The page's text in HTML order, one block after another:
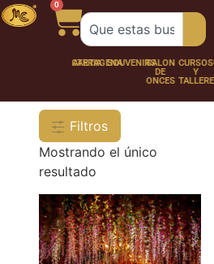
0
CHOCOLATERÍA
CARTAGENASOUVENIRSSALÓN
DE
ONCES
CURSOS
Y
Filtros
Mostrando el único
resultado